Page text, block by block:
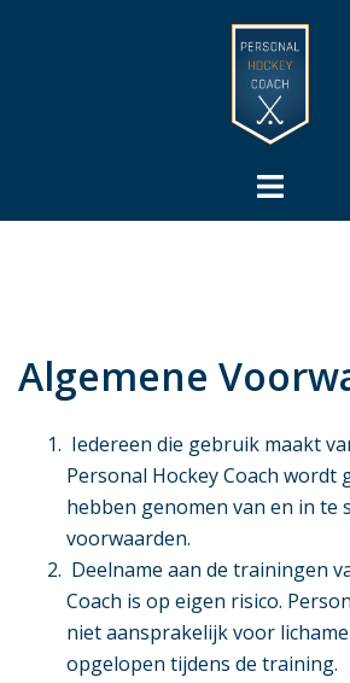
Toggle
Algemene
Iedereen die gebruik maakt
Personal Hockey Coach wordt
hebben genomen van en in te
voorwaarden.
Deelname aan de trainingen
Coach is op eigen risico.
niet aansprakelijk voor
opgelopen tijdens de training.